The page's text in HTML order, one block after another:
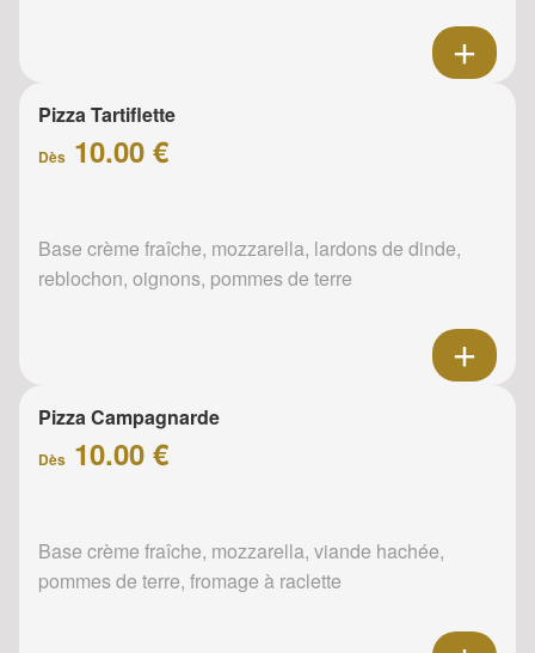
Pizza Tartiflette
Dès 10.00 €
Base crème fraîche, mozzarella, lardons de dinde,
reblochon, oignons, pommes de terre
Pizza Campagnarde
Dès 10.00 €
Base crème fraîche, mozzarella, viande hachée,
pommes de terre, fromage à raclette